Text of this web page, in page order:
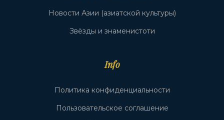
Новости Азии (азиатской культуры)
Звёзды и знаменистоти
Info
Политика конфиденциальности
Пользовательское соглашение